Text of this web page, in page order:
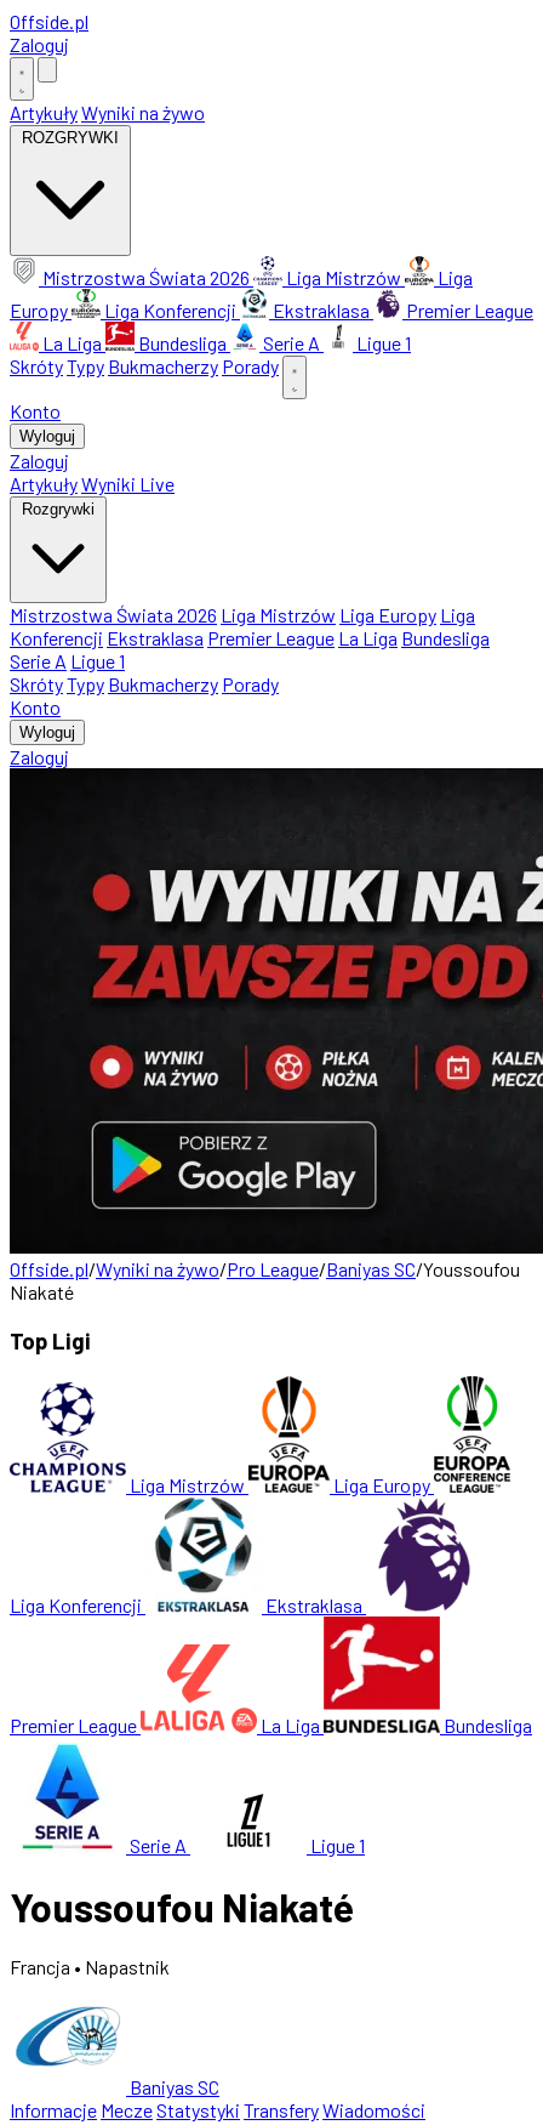
Offside.pl
Zaloguj
ArtykułyWyniki na żywo
ROZGRYWKI
Mistrzostwa Świata 2026 Liga Mistrzów
Liga
Europy
Liga Konferencji Ekstraklasa
Premier League
La Liga
Bundesliga Serie A
Ligue 1
SkrótyTypy Bukmacherzy Porady
Konto
Wyloguj
Zaloguj
ArtykułyWyniki Live
Rozgrywki
Mistrzostwa Świata 2026 Liga Mistrzów Liga Europy Liga
Konferencji Ekstraklasa Premier League La Liga Bundesliga
Serie A Ligue 1
SkrótyTypy Bukmacherzy Porady
Konto
Wyloguj
Zaloguj
Offside.pl/Wyniki na żywo/Pro League/Baniyas SC/Youssoufou
Niakaté
Top Ligi
Liga Mistrzów Liga Europy
Liga Konferencji Ekstraklasa
Premier League La Liga Bundesliga
Serie A Ligue 1
Youssoufou Niakaté
Francja • Napastnik
Baniyas SC
Informacje MeczeStatystyki TransferyWiadomości